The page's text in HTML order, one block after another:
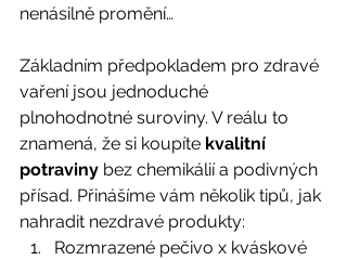
nenásilně promění…
Základním předpokladem pro zdravé
vaření jsou jednoduché
plnohodnotné suroviny. V reálu to
znamená, že si koupíte kvalitní
potraviny bez chemikálií a podivných
přísad. Přinášíme vám několik tipů, jak
nahradit nezdravé produkty:
Rozmrazené pečivo x kváskové